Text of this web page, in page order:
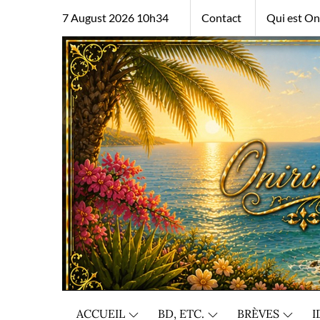
7 August 2026 10h34 Contact Qui est
ACCUEIL BD, ETC. BRÈVES